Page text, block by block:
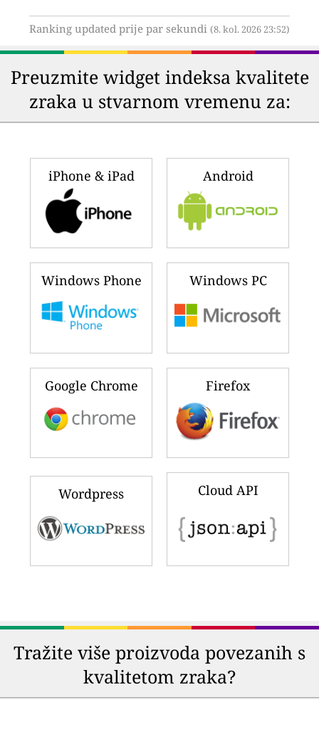
Ranking updated prije par sekundi (8. kol. 2026 23:52)
Preuzmite widget indeksa kvalitete
zraka u stvarnom vremenu za:
iPhone & iPad Android
Windows Phone Windows PC
Google Chrome Firefox
Wordpress Cloud API
Tražite više proizvoda povezanih s
kvalitetom zraka?